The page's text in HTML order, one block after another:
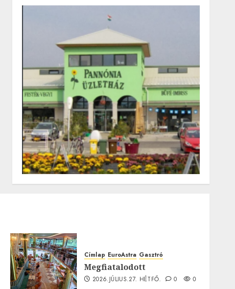
Címlap EuroAstra Gasztró
Megfiatalodott
2026.JÚLIUS.27. HÉTFŐ. 0 0